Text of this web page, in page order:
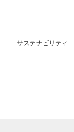
サステナビリティ